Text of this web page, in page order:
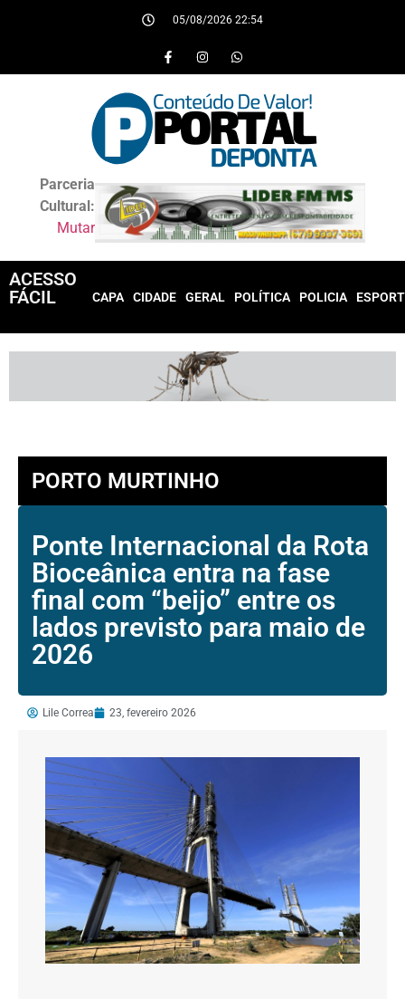
05/08/2026 22:54
Parceria
Cultural:
Mutar
ACESSO
FÁCIL
CAPA CIDADE GERAL POLÍTICA POLICIA
PORTO MURTINHO
Ponte Internacional da Rota
Bioceânica entra na fase
final com “beijo” entre os
lados previsto para maio de
2026
Lile Correa 23, fevereiro 2026